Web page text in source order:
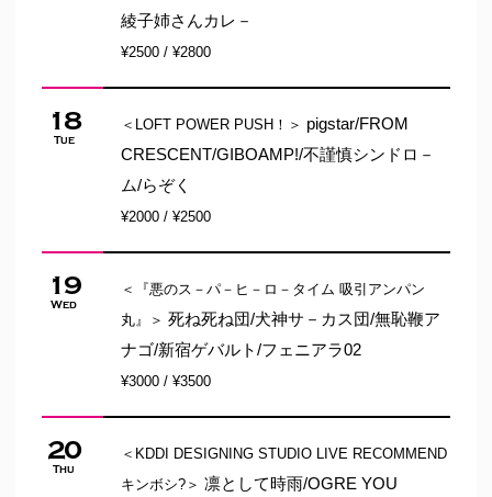
綾子姉さんカレ－
¥2500 / ¥2800
18
Tue
＜LOFT POWER PUSH！＞ pigstar/FROM
CRESCENT/GIBOAMP!/不謹慎シンドロ－
ム/らぞく
¥2000 / ¥2500
19
Wed
＜『悪のス－パ－ヒ－ロ－タイム 吸引アンパン
丸』＞ 死ね死ね団/犬神サ－カス団/無恥鞭ア
ナゴ/新宿ゲバルト/フェニアラ02
¥3000 / ¥3500
20
Thu
＜KDDI DESIGNING STUDIO LIVE RECOMMEND
キンボシ?＞ 凛として時雨/OGRE YOU